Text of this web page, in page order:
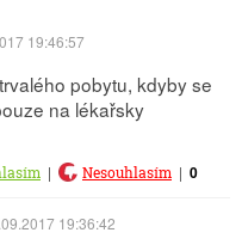
19:46:57
pobytu, kdyby se
na lékařsky
| Nesouhlasím | 0
19:36:42